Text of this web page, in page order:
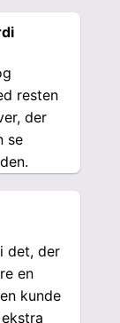
resten
der
se
det, der
en
kunde